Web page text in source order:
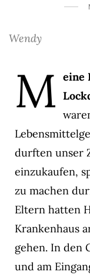
Wendy
M eine
durften unser
einzukaufen,
zu machen
Eltern hatten
Krankenhaus
gehen. In den
und am